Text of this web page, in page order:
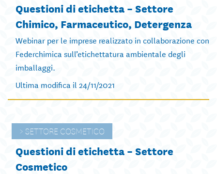
Questioni di etichetta – Settore
Chimico, Farmaceutico, Detergenza
Webinar per le imprese realizzato in collaborazione con
Federchimica sull’etichettatura ambientale degli
imballaggi.
Ultima modifica il 24/11/2021
SETTORE COSMETICO
Questioni di etichetta – Settore
Cosmetico